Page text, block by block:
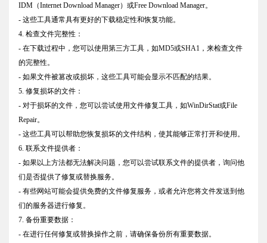
IDM（Internet Download Manager）或Free Download Manager。
- 这些工具通常具有更好的下载稳定性和恢复功能。
4. 检查文件完整性：
- 在下载过程中，您可以使用第三方工具，如MD5或SHA1，来检查文件
的完整性。
- 如果文件被篡改或损坏，这些工具可能会显示不匹配的结果。
5. 修复损坏的文件：
- 对于损坏的文件，您可以尝试使用文件修复工具，如WinDirStat或File
Repair。
- 这些工具可以帮助您恢复损坏的文件结构，使其能够正常打开和使用。
6. 联系文件提供者：
- 如果以上方法都无法解决问题，您可以尝试联系文件的提供者，询问他
们是否提供了修复或替换服务。
- 有些网站可能会提供免费的文件修复服务，或者允许您将文件发送到他
们的服务器进行修复。
7. 备份重要数据：
- 在进行任何修复或替换操作之前，请确保备份所有重要数据。